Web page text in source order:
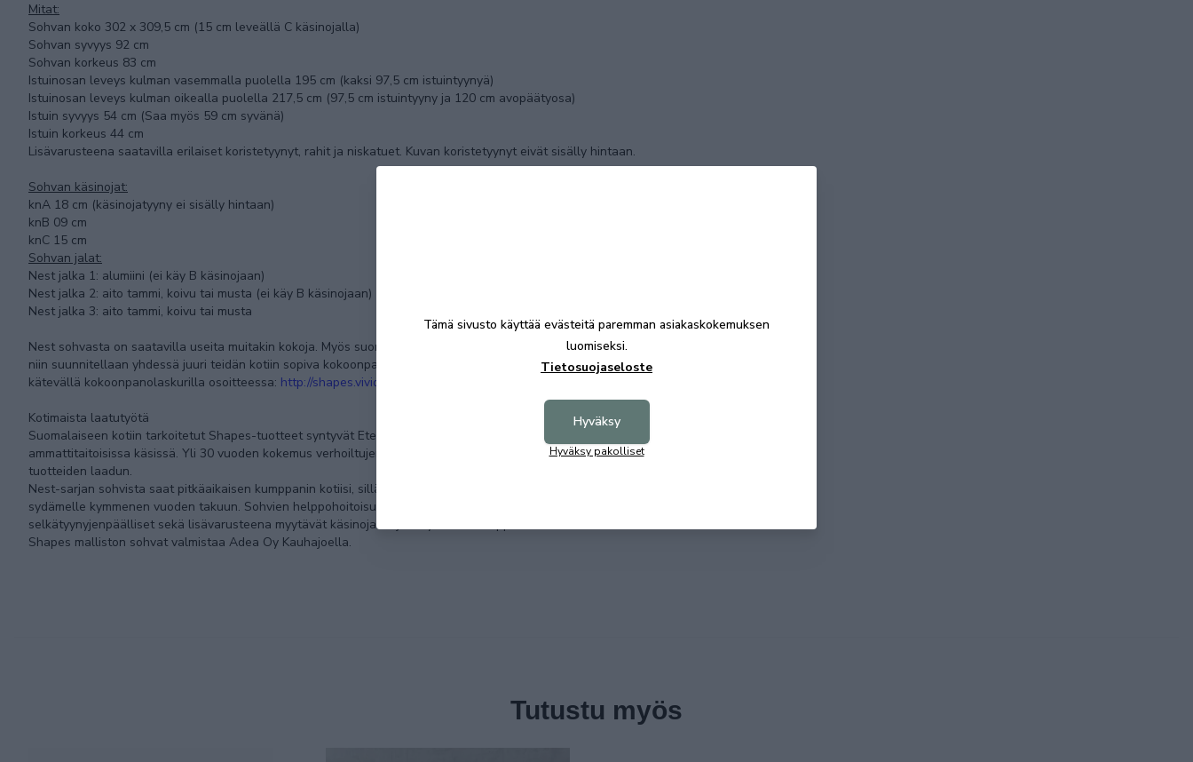
Mitat:
Sohvan koko 302 x 309,5 cm (15 cm leveällä C käsinojalla)
Sohvan syvyys 92 cm
Sohvan korkeus 83 cm
Istuinosan leveys kulman vasemmalla puolella 195 cm (kaksi 97,5 cm istuintyynyä)
Istuinosan leveys kulman oikealla puolella 217,5 cm (97,5 cm istuintyyny ja 120 cm avopäätyosa)
Istuin syvyys 54 cm (Saa myös 59 cm syvänä)
Istuin korkeus 44 cm
Lisävarusteena saatavilla erilaiset koristetyynyt, rahit ja niskatuet. Kuvan koristetyynyt eivät sisälly hintaan.
Sohvan käsinojat:
knA 18 cm (käsinojatyyny ei sisälly hintaan)
knB 09 cm
knC 15 cm
Sohvan jalat:
Nest jalka 1: alumiini (ei käy B käsinojaan)
Nest jalka 2: aito tammi, koivu tai musta (ei käy B käsinojaan)
Nest jalka 3: aito tammi, koivu tai musta
Nest sohvasta on saatavilla useita muitakin kokoja. Myös suoria sohvia ja nojatuoleja. Tule käymään myymälässä,
niin suunnitellaan yhdessä juuri teidän kotiin sopiva kokoonpano. Voit myös halutessasi suunitella Nest sohvan
kätevällä kokoonpanolaskurilla osoitteessa: http://shapes.vividworks.com/VividWeb?productid=nest
Kotimaista laatutyötä
Suomalaiseen kotiin tarkoitetut Shapes-tuotteet syntyvät Etelä-Pohjanmaalla toimivan perheyrityksen
ammattitaitoisissa käsissä. Yli 30 vuoden kokemus verhoiltujen sohvien ja nojatuolien valmistamisessa takaa
tuotteiden laadun.
Nest-sarjan sohvista saat pitkäaikaisen kumppanin kotiisi, sillä myönnämme istuintyynyjen muotoonvaletulle
sydämelle kymmenen vuoden takuun. Sohvien helppohoitoisuuden takaavat irrotettavat istuin- ja
selkätyynyjenpäälliset sekä lisävarusteena myytävät käsinojasuojat. Myös rahin huppu on irrotettava.
Shapes malliston sohvat valmistaa Adea Oy Kauhajoella.
Tutustu myös
Tämä sivusto käyttää evästeitä paremman asiakaskokemuksen
luomiseksi.
Tietosuojaseloste
Hyväksy
Hyväksy pakolliset